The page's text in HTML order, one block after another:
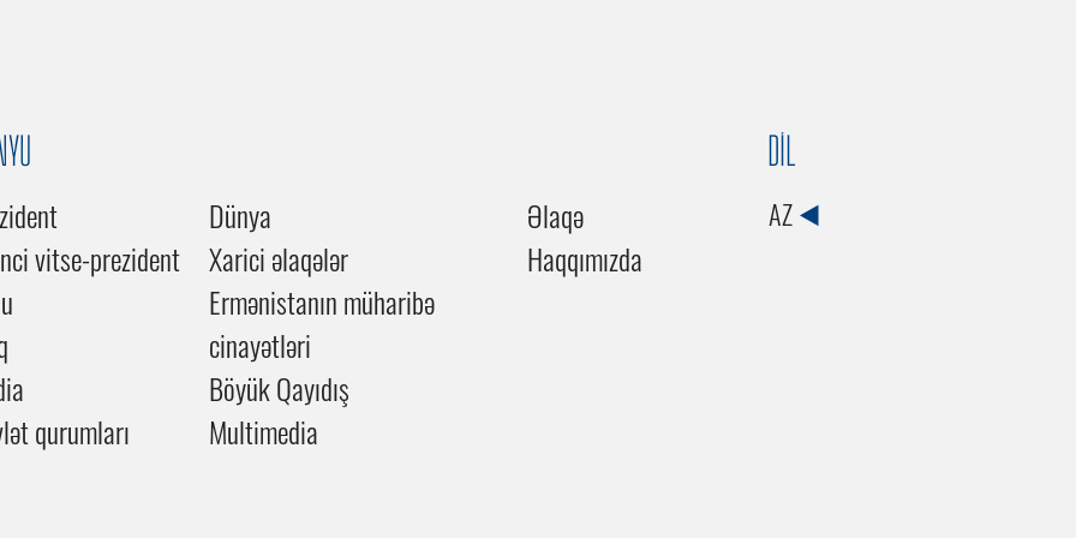
vitse-prezident
qurumları
Dünya
Xarici əlaqələr
Ermənistanın müharibə
cinayətləri
Böyük Qayıdış
Multimedia
Əlaqə
Haqqımızda
DİL
AZ